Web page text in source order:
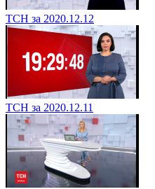
ТСН за 2020.12.12
ТСН за 2020.12.11